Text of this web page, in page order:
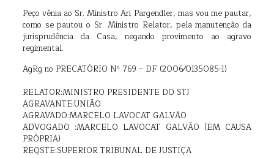
Peço vênia ao Sr. Ministro Ari Pargendler, mas vou me pautar,
como se pautou o Sr. Ministro Relator, pela manutenção da
jurisprudência da Casa, negando provimento ao agravo
regimental.
AgRg no PRECATÓRIO Nº 769 – DF (2006⁄0135085-1)
RELATOR:MINISTRO PRESIDENTE DO STJ
AGRAVANTE:UNIÃO
AGRAVADO:MARCELO LAVOCAT GALVÃO
ADVOGADO :MARCELO LAVOCAT GALVÃO (EM CAUSA
PRÓPRIA)
REQSTE:SUPERIOR TRIBUNAL DE JUSTIÇA